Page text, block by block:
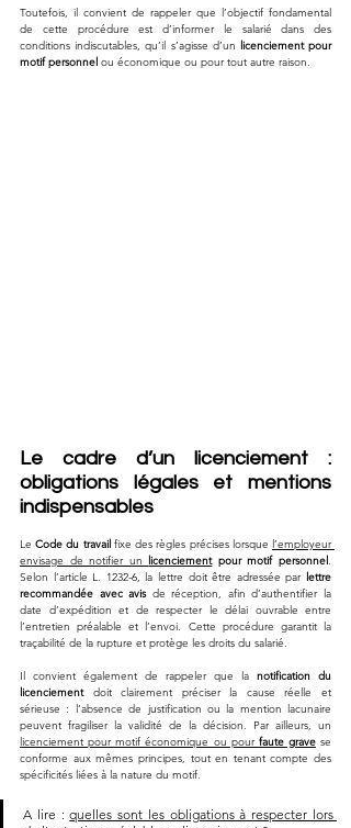
Toutefois, il convient de rappeler que l’objectif fondamental
de cette procédure est d’informer le salarié dans des
conditions indiscutables, qu’il s’agisse d’un licenciement pour
motif personnel ou économique ou pour tout autre raison.
Le cadre d’un licenciement :
obligations légales et mentions
indispensables
Le Code du travail fixe des règles précises lorsque l’employeur
envisage de notifier un licenciement pour motif personnel.
Selon l’article L. 1232-6, la lettre doit être adressée par lettre
recommandée avec avis de réception, afin d’authentifier la
date d’expédition et de respecter le délai ouvrable entre
l’entretien préalable et l’envoi. Cette procédure garantit la
traçabilité de la rupture et protège les droits du salarié.
Il convient également de rappeler que la notification du
licenciement doit clairement préciser la cause réelle et
sérieuse : l’absence de justification ou la mention lacunaire
licenciement pour motif économique ou pour faute grave se
conforme aux mêmes principes, tout en tenant compte des
spécificités liées à la nature du motif.
A lire : quelles sont les obligations à respecter lors